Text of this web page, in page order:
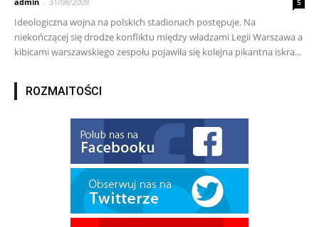
5
Ideologiczna wojna na polskich stadionach postępuje. Na
niekończącej się drodze konfliktu między władzami Legii Warszawa a
kibicami warszawskiego zespołu pojawiła się kolejna pikantna iskra...
ROZMAITOŚCI